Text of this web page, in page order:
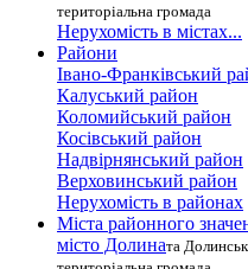
територіальна громада
Нерухомість в містах...
Райони
Івано-Франківський
Калуський район
Коломийський район
Косівський район
Надвірнянський район
Верховинський район
Нерухомість в районах
Міста районного
місто Долината